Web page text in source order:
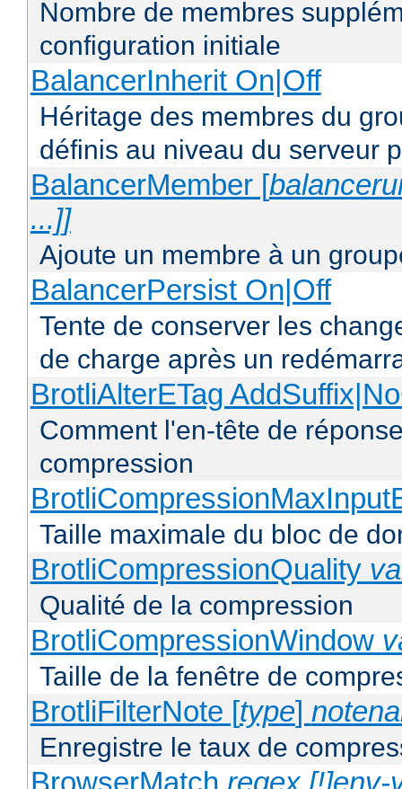
Nombre de membres
configuration initiale
BalancerInherit On|Off
Héritage des membres du
définis au niveau du serveur
BalancerMember [
...]]
Ajoute un membre à un
BalancerPersist On|Off
Tente de conserver les
de charge après un
BrotliAlterETag
Comment l'en-tête de
compression
Taille maximale du bloc de
BrotliCompressionQuality
Qualité de la compression
BrotliCompressionWindow
Taille de la fenêtre de
BrotliFilterNote [type]
Enregistre le taux de